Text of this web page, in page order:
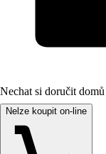
Nechat si doručit domů
Nelze koupit on-line